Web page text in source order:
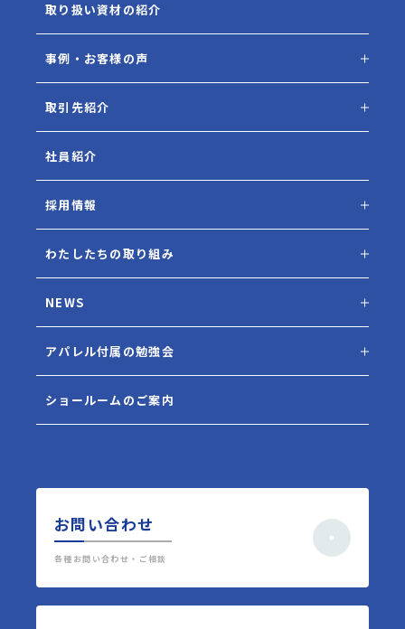
取り扱い資材の紹介
事例・お客様の声
取引先紹介
社員紹介
採用情報
わたしたちの取り組み
NEWS
アパレル付属の勉強会
ショールームのご案内
お問い合わせ
各種お問い合わせ・ご相談